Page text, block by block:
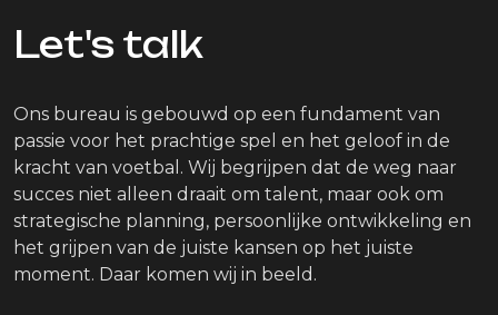
Let's talk
Ons bureau is gebouwd op een fundament van
passie voor het prachtige spel en het geloof in de
kracht van voetbal. Wij begrijpen dat de weg naar
succes niet alleen draait om talent, maar ook om
strategische planning, persoonlijke ontwikkeling en
het grijpen van de juiste kansen op het juiste
moment. Daar komen wij in beeld.